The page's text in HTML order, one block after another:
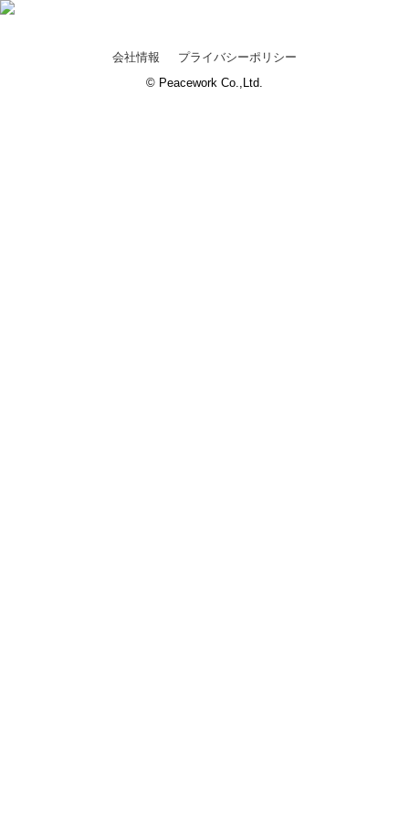
会社情報
プライバシーポリシー
© Peacework Co.,Ltd.